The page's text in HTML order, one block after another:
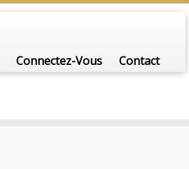
Connectez-Vous Contact